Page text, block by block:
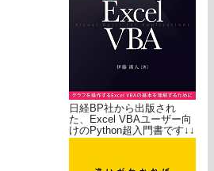
日経BP社から出版され
た、Excel VBAユーザー向
けのPython超入門書です↓↓